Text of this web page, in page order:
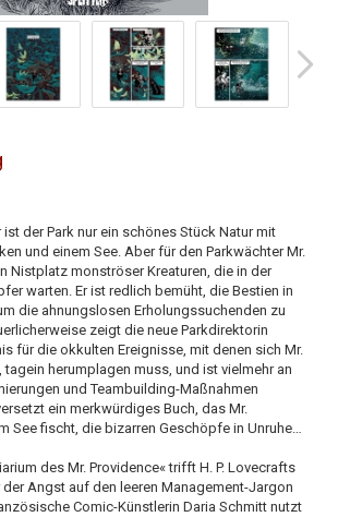
ist der Park nur ein schönes Stück Natur mit
und einem See. Aber für den Parkwächter Mr.
Nistplatz monströser Kreaturen, die in der
warten. Er ist redlich bemüht, die Bestien in
die ahnungslosen Erholungssuchenden zu
zeigt die neue Parkdirektorin
für die okkulten Ereignisse, mit denen sich Mr.
tagein herumplagen muss, und ist vielmehr an
und Teambuilding-Maßnahmen
ein merkwürdiges Buch, das Mr.
See fischt, die bizarren Geschöpfe in Unruhe…
des Mr. Providence« trifft H. P. Lovecrafts
Angst auf den leeren Management-Jargon
Comic-Künstlerin Daria Schmitt nutzt